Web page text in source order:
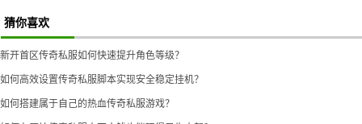
猜你喜欢
新开首区传奇私服如何快速提升角色等级？
如何高效设置传奇私服脚本实现安全稳定挂机？
如何搭建属于自己的热血传奇私服游戏？